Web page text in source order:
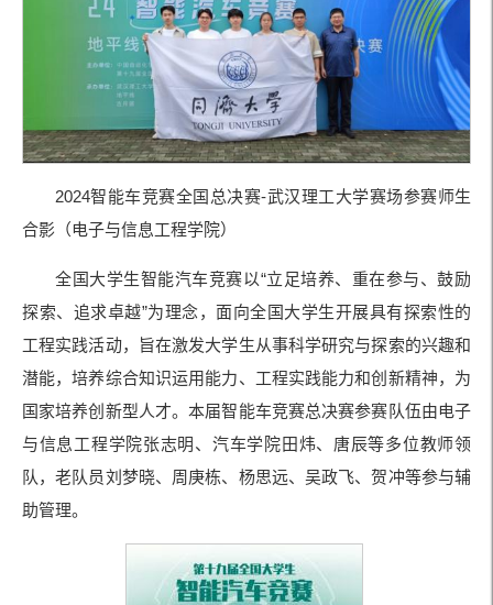
2024智能车竞赛全国总决赛-武汉理工大学赛场参赛师生
合影（电子与信息工程学院）
全国大学生智能汽车竞赛以“立足培养、重在参与、鼓励
探索、追求卓越”为理念，面向全国大学生开展具有探索性的
工程实践活动，旨在激发大学生从事科学研究与探索的兴趣和
潜能，培养综合知识运用能力、工程实践能力和创新精神，为
国家培养创新型人才。本届智能车竞赛总决赛参赛队伍由电子
与信息工程学院张志明、汽车学院田炜、唐辰等多位教师领
队，老队员刘梦晓、周庚栋、杨思远、吴政飞、贺冲等参与辅
助管理。